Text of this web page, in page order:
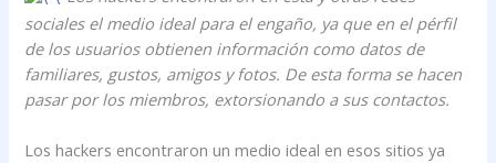
sociales el medio ideal para el engaño, ya que en el pérfil
de los usuarios obtienen información como datos de
familiares, gustos, amigos y fotos. De esta forma se hacen
pasar por los miembros, extorsionando a sus contactos.
Los hackers encontraron un medio ideal en esos sitios ya